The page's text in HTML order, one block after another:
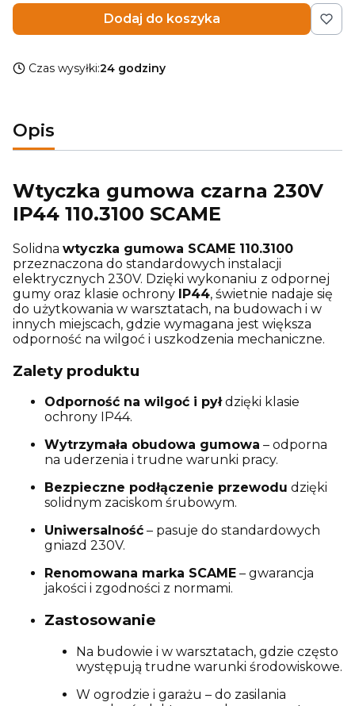
Dodaj do koszyka
Czas wysyłki:24 godziny
Opis
Wtyczka gumowa czarna 230V
IP44 110.3100 SCAME
Solidna wtyczka gumowa SCAME 110.3100
przeznaczona do standardowych instalacji
elektrycznych 230V. Dzięki wykonaniu z odpornej
gumy oraz klasie ochrony IP44, świetnie nadaje się
do użytkowania w warsztatach, na budowach i w
innych miejscach, gdzie wymagana jest większa
odporność na wilgoć i uszkodzenia mechaniczne.
Zalety produktu
Odporność na wilgoć i pyłdzięki klasie
ochrony IP44.
Wytrzymała obudowa gumowa – odporna
na uderzenia i trudne warunki pracy.
Bezpieczne podłączenie przewodu dzięki
solidnym zaciskom śrubowym.
Uniwersalność – pasuje do standardowych
gniazd 230V.
Renomowana marka SCAME – gwarancja
jakości i zgodności z normami.
Zastosowanie
Na budowie i w warsztatach, gdzie często
występują trudne warunki środowiskowe.
W ogrodzie i garażu – do zasilania